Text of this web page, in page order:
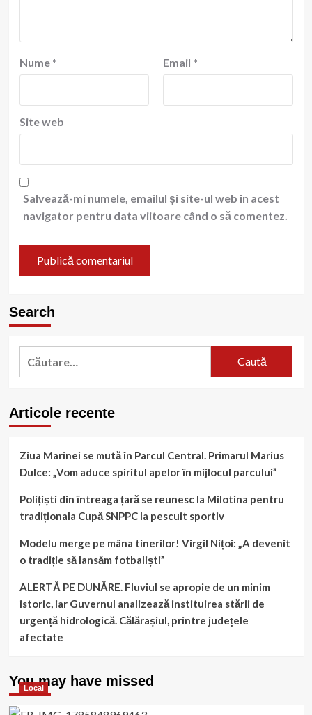
Nume * Email *
Site web
Salvează-mi numele, emailul și site-ul web în acest
navigator pentru data viitoare când o să comentez.
Search
Caută
Articole recente
Ziua Marinei se mută în Parcul Central. Primarul Marius
Dulce: „Vom aduce spiritul apelor în mijlocul parcului”
Polițiști din întreaga țară se reunesc la Milotina pentru
tradiționala Cupă SNPPC la pescuit sportiv
Modelu merge pe mâna tinerilor! Virgil Nițoi: „A devenit
o tradiție să lansăm fotbaliști”
ALERTĂ PE DUNĂRE. Fluviul se apropie de un minim
istoric, iar Guvernul analizează instituirea stării de
urgență hidrologică. Călărașiul, printre județele
afectate
You may have missed
Local